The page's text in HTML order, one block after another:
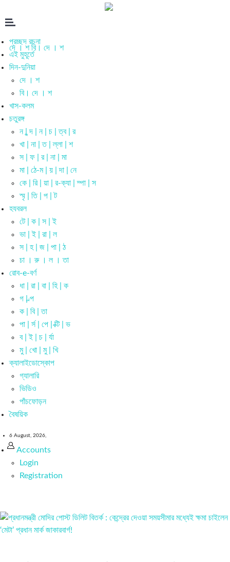
প্রচ্ছদ রচনা
এই মুহূর্তে
দিন-দুনিয়া
দে । শ
বি। দে । শ
খাস-কলম
চতুরঙ্গ
ন | ন্দ | ন | চ | ত্ব | র
খা | না | ত | ল্লা | শ
স | ফ | র | না | মা
মা | ঠে-ম | য় | দা | নে
কে | রি | য়া | র-ক্যা | ম্পা | স
স্মৃ | তি | প | ট
হযবরল
টে | ক | স | ই
ভা | ই | রা | ল
স | হ | জ | পা | ঠ
চা । রু । ল । তা
রোব-e-বর্ণ
ধা | রা | বা | হি | ক
গ | ল্প
ক | বি | তা
পা | র্স | পে | ক্টি | ভ
ব | ই | চ | র্যা
মু | খো | মু | খি
ক্যালাইডোস্কোপ
গ্যালারি
ভিডিও
পাঁচফোড়ন
বৈষয়িক
6 August, 2026,
Accounts
Login
Registration
দে । শ বি। দে । শ